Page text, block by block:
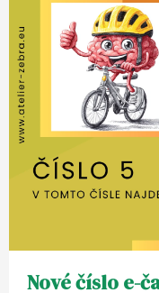
Nové číslo e-